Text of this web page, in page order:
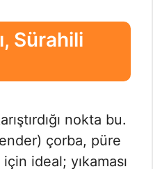
Sürahili
nokta bu.
çorba, püre
ideal; yıkaması